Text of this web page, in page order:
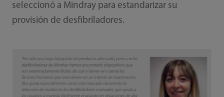
seleccionó a Mindray para estandarizar su
provisión de desfibriladores.